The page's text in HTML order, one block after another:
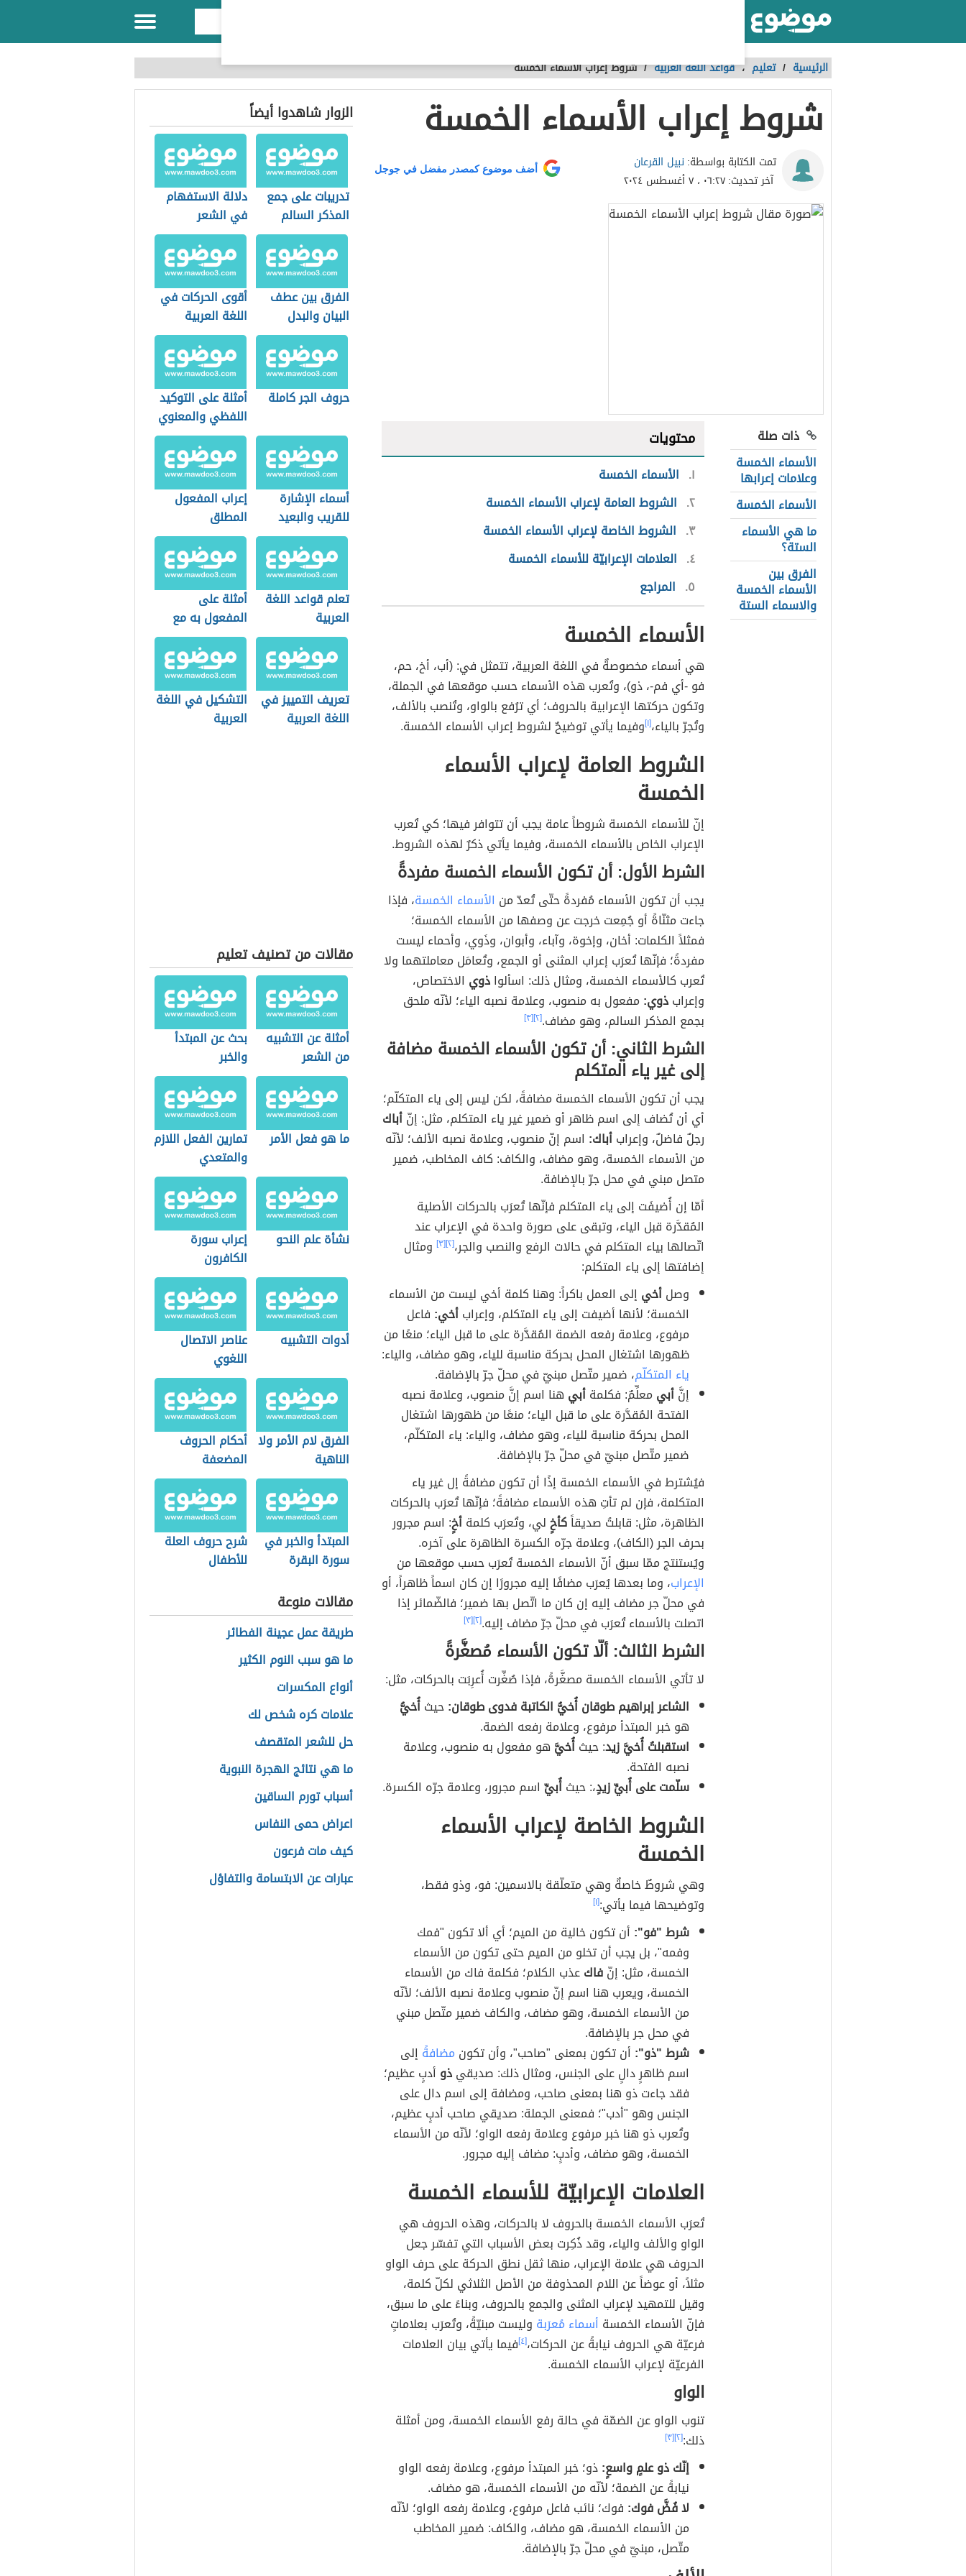
الرئيسية / تعليم ،قواعد اللغة العربية /شروط إعراب الأسماء الخمسة
شروط إعراب الأسماء الخمسة
تمت الكتابة بواسطة: نبيل القرعان
آخر تحديث:٠٦:٢٧ ، ٧ أغسطس ٢٠٢٤
أضف موضوع كمصدر مفضل في جوجل
ذات صلة
الأسماء الخمسة
وعلامات إعرابها
الأسماء الخمسة
ما هي الأسماء
الستة؟
الفرق بين
الأسماء الخمسة
والاسماء الستة
محتويات
١ الأسماء الخمسة
٢ الشروط العامة لإعراب الأسماء الخمسة
٣ الشروط الخاصة لإعراب الأسماء الخمسة
٤ العلامات الإعرابيّة للأسماء الخمسة
٥ المراجع
الأسماء الخمسة
هي أسماء مخصوصةٌ في اللغة العربية، تتمثل في: (أب، أخ، حم،
فو -أي فم-، ذو)، وتُعرب هذه الأسماء حسب موقعها في الجملة،
وتكون حركتها الإعرابية بالحروف؛ أي ترُفع بالواو، وتُنصب بالألف،
وتُجرّ بالياء،[١] وفيما يأتي توضيحٌ لشروط إعراب الأسماء الخمسة.
الشروط العامة لإعراب الأسماء
الخمسة
إنّ للأسماء الخمسة شروطاً عامة يجب أن تتوافر فيها؛ كي تُعرب
الإعراب الخاص بالأسماء الخمسة، وفيما يأتي ذكرٌ لهذه الشروط.
الشرط الأول: أن تكون الأسماء الخمسة مفردةً
يجب أن تكون الأسماء مُفردةً حتّى تُعدّ من الأسماء الخمسة، فإذا
جاءت مثنّاةً أو جُمِعت خرجت عن وصفها من الأسماء الخمسة؛
فمثلاً الكلمات: أخان، وإخوة، وآباء، وأبوان، وذَوي، وأحماء ليست
مفردةً؛ فإنّها تُعرَب إعراب المثنى أو الجمع، وتُعامَل معاملتهما ولا
تُعرب كالأسماء الخمسة، ومثال ذلك: اسألواذوي الاختصاص،
وإعرابذوي: مفعول به منصوب، وعلامة نصبه الياء؛ لأنّه ملحق
بجمع المذكر السالم، وهو مضاف.[٢] [٣]
الشرط الثاني: أن تكون الأسماء الخمسة مضافة
إلى غير ياء المتكلم
يجب أن تكون الأسماء الخمسة مضافةً، لكن ليس إلى ياء المتكلّم؛
أي أن تُضاف إلى اسم ظاهر أو ضمير غير ياء المتكلم، مثل: إنّأباك
رجلٌ فاضلٌ، وإعرابأباك: اسم إنّ منصوب، وعلامة نصبه الألف؛ لأنّه
من الأسماء الخمسة، وهو مضاف، والكاف: كاف المخاطب، ضمير
متصل مبني في محل جرّ بالإضافة.
أمّا إن أُضيفَت إلى ياء المتكلم فإنّها تُعرَب بالحركات الأصلية
المُقدَّرة قبل الياء، وتبقى على صورة واحدة في الإعراب عند
اتّصالها بياء المتكلم في حالات الرفع والنصب والجر،[٢] [٣]
ومثال
إضافتها إلى ياء المتكلم:
وصلأخي إلى العمل باكراً: وهنا كلمة أخي ليست من الأسماء
الخمسة؛ لأنها أضيفت إلى ياء المتكلم، وإعرابأخي: فاعل
مرفوع، وعلامة رفعه الضمة المُقدَّرة على ما قبل الياء؛ منعًا من
ظهورها اشتغال المحل بحركة مناسبة للياء، وهو مضاف، والياء:
ياء المتكلّم، ضمير متّصل مبنيّ في محلّ جرّ بالإضافة.
إنَّأبي معلِّمٌ: فكلمةأبي هنا اسم إنَّ منصوب، وعلامة نصبه
الفتحة المُقدَّرة على ما قبل الياء؛ منعًا من ظهورها اشتغال
المحل بحركة مناسبة للياء، وهو مضاف، والياء: ياء المتكلّم،
ضمير متّصل مبنيّ في محلّ جرّ بالإضافة.
فيُشترط في الأسماء الخمسة إذًا أن تكون مضافةً إل غير ياء
المتكلمة، فإن لم تأتِ هذه الأسماء مضافةً؛ فإنّها تُعرَب بالحركات
الظاهرة، مثل: قابلتُ صديقاًكأخٍلي، وتُعرَب كلمةأخٍ: اسم مجرور
بحرف الجر (الكاف)، وعلامة جرّه الكسرة الظاهرة على آخره.
ويُستنتج ممّا سبق أنّ الأسماء الخمسة تُعرَب حسب موقعها من
الإعراب، وما بعدها يُعرَب مضافًا إليه مجرورًا إن كان اسماً ظاهراً، أو
في محلّ جر مضاف إليه إن كان ما اتّصل بها ضمير؛ فالضّمائر إذا
اتصلت بالأسماء تُعرَب في محلّ جرّ مضاف إليه.[٢] [٣]
الشرط الثالث: ألّا تكون الأسماء مُصغَّرةً
لا تأتي الأسماء الخمسة مصغَّرةً، فإذا صُغِّرت أُعرِبَت بالحركات، مثل:
الشاعر إبراهيم طوقان أُخيُّ الكاتبة فدوى طوقان:حيثأُخيُّ
هو خبر المبتدأ مرفوع، وعلامة رفعه الضمة.
استقبلتُ أُخيَّ زيد: حيثأُخيَّ هو مفعول به منصوب، وعلامة
نصبه الفتحة.
سلّمت على أُبيِّ زيدٍ،: حيثأُبيِّ اسم مجرور، وعلامة جرّه الكسرة.
الشروط الخاصة لإعراب الأسماء
الخمسة
وهي شروطٌ خاصةٌ وهي متعلّقة بالاسمين: فو، وذو فقط،
وتوضيحها فيما يأتي:[١]
شرط "فو": أن تكون خالية من الميم؛ أي ألا تكون "فمك
وفمه"، بل يجب أن تخلو من الميم حتى تكون من الأسماء
الخمسة، مثل: إنّفاكعذب الكلام؛ فكلمة فاك من الأسماء
الخمسة، ويعرب هنا اسم إنّ منصوب وعلامة نصبه الألف؛ لأنّه
من الأسماء الخمسة، وهو مضاف، والكاف ضمير متّصل مبني
في محل جر بالإضافة.
شرط "ذو": أن تكون بمعنى "صاحب"، وأن تكون مضافةً إلى
اسم ظاهرٍ دالٍ على الجنس، ومثال ذلك: صديقيذو أدبٍ عظيم؛
فقد جاءت ذو هنا بمعنى صاحب، ومضافة إلى اسم دال على
الجنس وهو "أدب"؛ فمعنى الجملة: صديقي صاحب أدبٍ عظيم،
وتُعرب ذو هنا خبر مرفوع وعلامة رفعه الواو؛ لأنّه من الأسماء
الخمسة، وهو مضاف، وأدبٍ: مضاف إليه مجرور.
العلامات الإعرابيّة للأسماء الخمسة
تُعرَب الأسماء الخمسة بالحروف لا بالحركات، وهذه الحروف هي
الواو والألف والياء، وقد ذُكِرت بعض الأسباب التي تفسّر جعل
الحروف هي علامة الإعراب، منها ثقل نطق الحركة على حرف الواو
مثلاً، أو عوضاً عن اللام المحذوفة من الأصل الثلاثي لكلّ كلمة،
وقيل للتمهيد لإعراب المثنى والجمع بالحروف، وبناءً على ما سبق،
فإنّ الأسماء الخمسة أسماء مُعرَبة وليست مبنيّةً، وتُعرَب بعلاماتٍ
فرعيّة هي الحروف نيابةً عن الحركات،[٤] فيما يأتي بيان العلامات
الفرعيّة لإعراب الأسماء الخمسة.
الواو
تنوب الواو عن الضمّة في حالة رفع الأسماء الخمسة، ومن أمثلة
ذلك:[٢] [٣]
إنّك ذو علمٍ واسعٍ:ذو؛ خبر المبتدأ مرفوع، وعلامة رفعه الواو
نيابةً عن الضمة؛ لأنّه من الأسماء الخمسة، هو مضاف.
لا فُضَّ فوك: فوك؛ نائب فاعل مرفوع، وعلامة رفعه الواو؛ لأنّه
من الأسماء الخمسة، هو مضاف، والكاف: ضمير المخاطب
متّصل، مبنيّ في محلّ جرّ بالإضافة.
الزوار شاهدوا أيضاً
تدريبات على جمع
المذكر السالم
دلالة الاستفهام
في الشعر
الفرق بين عطف
البيان والبدل
أقوى الحركات في
اللغة العربية
حروف الجر كاملة
أمثلة على التوكيد
اللفظي والمعنوي
أسماء الإشارة
للقريب والبعيد
إعراب المفعول
المطلق
تعلم قواعد اللغة
العربية
أمثلة على
المفعول به مع
الإعراب
تعريف التمييز في
اللغة العربية
التشكيل في اللغة
العربية
مقالات من تصنيف تعليم
أمثلة عن التشبيه
من الشعر
بحث عن المبتدأ
والخبر
ما هو فعل الأمر
تمارين الفعل اللازم
والمتعدي
نشأة علم النحو
إعراب سورة
الكافرون
أدوات التشبيه
عناصر الاتصال
اللغوي
الفرق لام الأمر ولا
الناهية
أحكام الحروف
المضعفة
المبتدأ والخبر في
سورة البقرة
شرح حروف العلة
للأطفال
مقالات منوعة
طريقة عمل عجينة الفطائر
ما هو سبب النوم الكثير
أنواع المكسرات
علامات كره شخص لك
حل للشعر المتقصف
ما هي نتائج الهجرة النبوية
أسباب تورم الساقين
اعراض حمى النفاس
كيف مات فرعون
عبارات عن الابتسامة والتفاؤل